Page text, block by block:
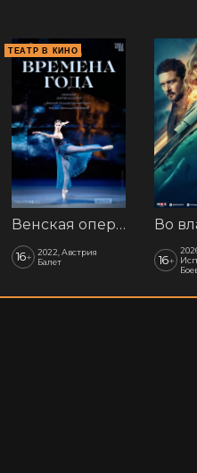
ТЕАТР В КИНО
Венская опера: Времена года
16+
2022, Австрия
Балет
16+